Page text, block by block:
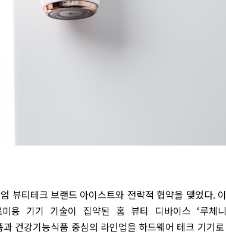
뷰티테크 브랜드 아이스트와 전략적 협약을 맺었다.
미용 기기 기술이 집약된 홈 뷰티 디바이스‘루체
과 건강기능식품 중심의 라인업을 하드웨어 테크 기기